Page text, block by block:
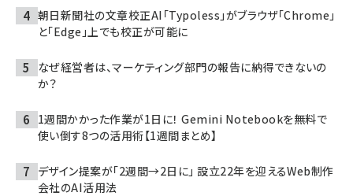
朝日新聞社の文章校正AI「Typoless」がブラウザ「Chrome」
と「Edge」上でも校正が可能に
なぜ経営者は、マーケティング部門の報告に納得できないの
か？
1週間かかった作業が1日に！ Gemini Notebookを無料で
使い倒す8つの活用術【1週間まとめ】
デザイン提案が「2週間→2日に」 設立22年を迎えるWeb制作
会社のAI活用法